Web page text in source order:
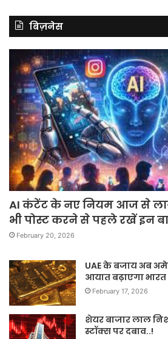
बिज़नेस
AI कंटेंट के नए नियम आज से
भी पोस्ट करने से पहले रखें इन
February 20, 2026
UAE के बजाय अब
आयात बढ़ाएगा भारत
February 17, 2026
शेयर बाजार लाल
स्टॉक्स पर दबाव..!